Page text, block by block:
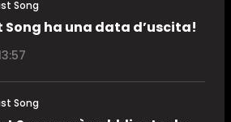
Song
Song ha una data d’uscita!
Song